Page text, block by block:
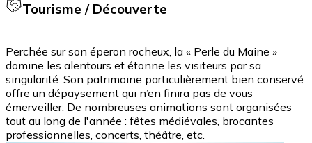
Tourisme / Découverte
Perchée sur son éperon rocheux, la « Perle du Maine »
domine les alentours et étonne les visiteurs par sa
singularité. Son patrimoine particulièrement bien conservé
offre un dépaysement qui n’en finira pas de vous
émerveiller. De nombreuses animations sont organisées
tout au long de l'année : fêtes médiévales, brocantes
professionnelles, concerts, théâtre, etc.